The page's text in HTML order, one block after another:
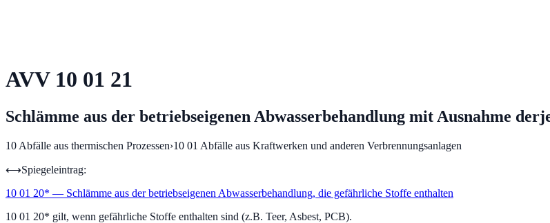
AVV 10 01 21
Schlämme aus der betriebseigenen Abwasserbehandlung mit Ausnahme
10 Abfälle aus thermischen Prozessen›10 01 Abfälle aus Kraftwerken und anderen Verbrennungsanlagen
⟷Spiegeleintrag:
10 01 20* — Schlämme aus der betriebseigenen Abwasserbehandlung, die gefährliche Stoffe enthalten
10 01 20* gilt, wenn gefährliche Stoffe enthalten sind (z.B. Teer, Asbest, PCB).